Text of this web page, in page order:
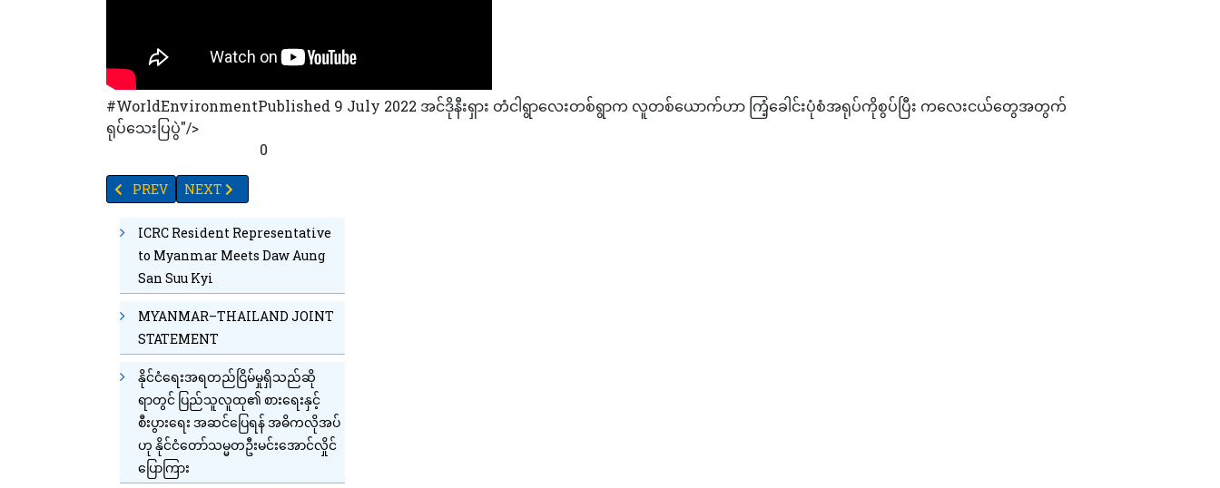
#WorldEnvironmentPublished 9 July 2022 အင်ဒိုနီးရှား တံငါရွာလေးတစ်ရွာက လူတစ်ယောက်ဟာ ကြံ့ခေါင်းပုံစံအရုပ်ကိုစွပ်ပြီး ကလေးငယ်တွေအတွက်
ရုပ်သေးပြပွဲ"/>
0
PREVIOUS ARTICLE: စီးကရက်အတုသောက်သုံးသူ လူငယ်အရေအတွက်(၂)ဆ မြင့်တက်လာခြင်းအတွက် တရားခံမှာတစ်တော့နှင့် ဆိုရှယ်မီဒီယာများဖြစ်
PREV NEXT ARTICLE: စီအိုင်အေ ၇၅ နှစ်ပြည့် အခမ်းအနား ဂျိုးဘိုင်ဒင်တက်ရောက်ပြီး အမေရိကန်စပိုင်များကို ချီးကျူးဂုဏ်ပြု
NEXT
ICRC Resident Representative
to Myanmar Meets Daw Aung
San Suu Kyi
MYANMAR–THAILAND JOINT
STATEMENT
နိုင်ငံရေးအရတည်ငြိမ်မှုရှိသည်ဆို
ရာတွင် ပြည်သူလူထု၏ စားရေးနှင့်
စီးပွားရေး အဆင်ပြေရန် အဓိကလိုအပ်
ဟု နိုင်ငံတော်သမ္မတဦးမင်းအောင်လှိုင်
ပြောကြား